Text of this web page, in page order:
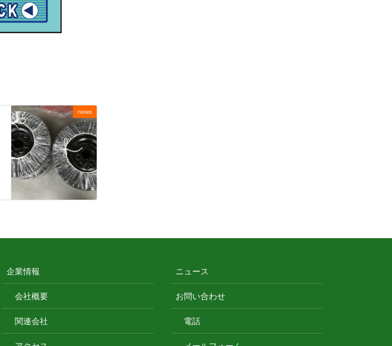
news
企業情報
会社概要
関連会社
ニュース
お問い合わせ
電話